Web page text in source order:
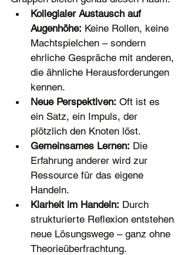
Kollegialer Austausch auf
Augenhöhe: Keine Rollen, keine
Machtspielchen – sondern
ehrliche Gespräche mit anderen,
die ähnliche Herausforderungen
kennen.
Neue Perspektiven: Oft ist es
ein Satz, ein Impuls, der
plötzlich den Knoten löst.
Gemeinsames Lernen: Die
Erfahrung anderer wird zur
Ressource für das eigene
Handeln.
Klarheit im Handeln: Durch
strukturierte Reflexion entstehen
neue Lösungswege – ganz ohne
Theorieüberfrachtung.